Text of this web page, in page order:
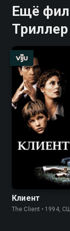
Ещё
Триллер
Клиент
The Client • 1994,